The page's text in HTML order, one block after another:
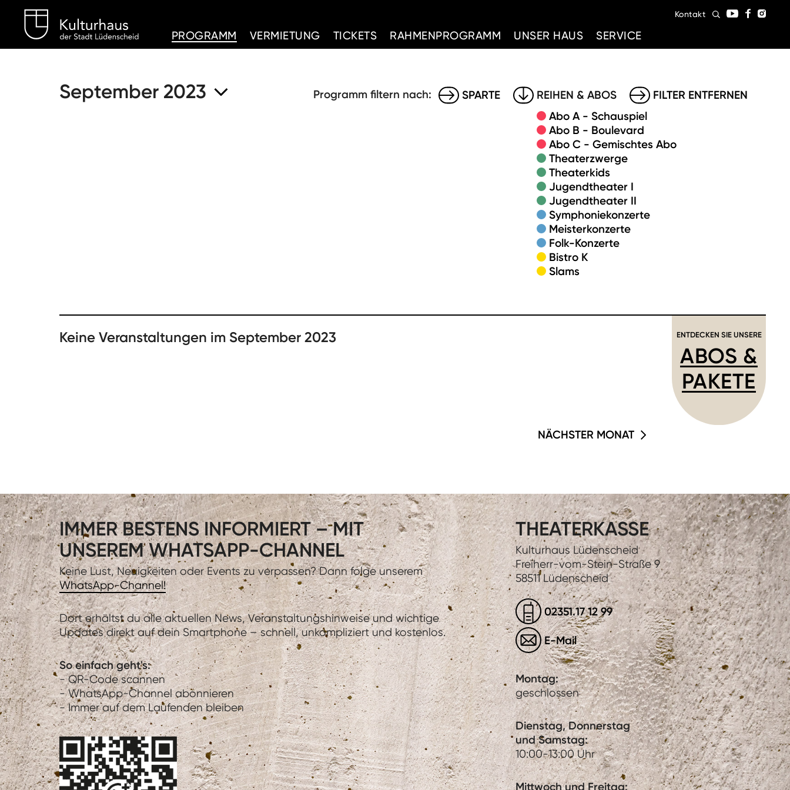
PROGRAMM
VERMIETUNG TICKETS RAHMENPROGRAMM UNSER HAUS SERVICE
Kontakt
September 2023 Programm filtern nach: SPARTE
REIHEN & ABOS
Abo A - Schauspiel
Abo B - Boulevard
Abo C - Gemischtes Abo
Theaterzwerge
Theaterkids
Jugendtheater I
Jugendtheater II
Symphoniekonzerte
Meisterkonzerte
Folk-Konzerte
Bistro K
Slams
FILTER ENTFERNEN
Keine Veranstaltungen im September 2023 ENTDECKEN SIE UNSERE
ABOS &
PAKETE
NÄCHSTER MONAT
IMMER BESTENS INFORMIERT – MIT
UNSEREM WHATSAPP-CHANNEL
Keine Lust, Neuigkeiten oder Events zu verpassen? Dann folge unserem
WhatsApp-Channel!
Dort erhältst du alle aktuellen News, Veranstaltungshinweise und wichtige
Updates direkt auf dein Smartphone – schnell, unkompliziert und kostenlos.
So einfach geht's:
- QR-Code scannen
- WhatsApp-Channel abonnieren
- Immer auf dem Laufenden bleiben
THEATERKASSE
Kulturhaus Lüdenscheid
Freiherr-vom-Stein-Straße 9
58511 Lüdenscheid
02351.17 12 99
E-Mail
Montag:
geschlossen
Dienstag, Donnerstag
und Samstag:
10:00-13:00 Uhr
Mittwoch und Freitag: